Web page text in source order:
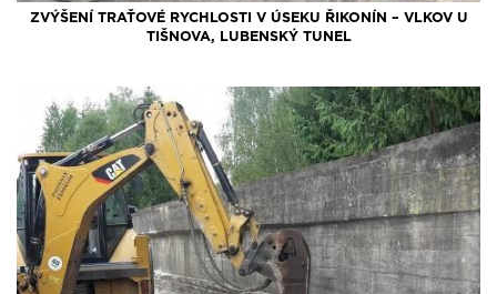
ZVÝŠENÍ TRAŤOVÉ RYCHLOSTI V ÚSEKU ŘIKONÍN – VLKOV U
TIŠNOVA, LUBENSKÝ TUNEL